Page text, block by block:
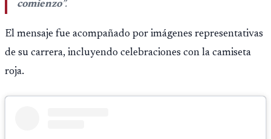
comienzo”.
El mensaje fue acompañado por imágenes representativas
de su carrera, incluyendo celebraciones con la camiseta
roja.